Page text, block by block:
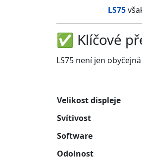
LS75
✅ Klíčové
LS75 není jen
Velikost displeje
Svítivost
Software
Odolnost